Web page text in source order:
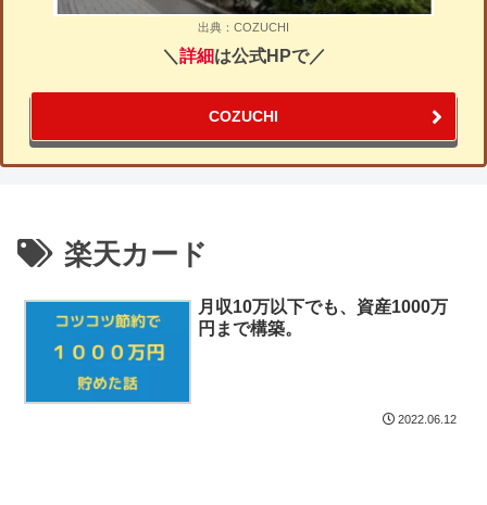
出典：COZUCHI
＼ 詳細は公式HPで／
COZUCHI
楽天カード
月収10万以下でも、資産1000万
円まで構築。
2022.06.12